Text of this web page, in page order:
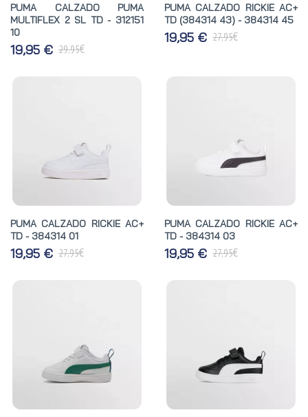
PUMA CALZADO PUMA
MULTIFLEX 2 SL TD - 312151
10
19,95 € 29,95€
PUMA CALZADO RICKIE AC+
TD (384314 43) - 384314 45
19,95 € 27,95€
PUMA CALZADO RICKIE AC+
TD - 384314 01
19,95 € 27,95€
PUMA CALZADO RICKIE AC+
TD - 384314 03
19,95 € 27,95€